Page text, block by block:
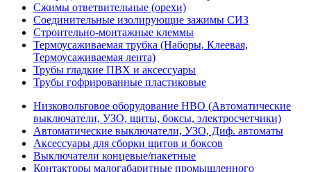
Сжимы ответвительные (орехи)
Соединительные изолирующие зажимы СИЗ
Строительно-монтажные клеммы
Термоусаживаемая трубка (Наборы, Клеевая,
Термоусаживаемая лента)
Трубы гладкие ПВХ и аксессуары
Трубы гофрированные пластиковые
Низковольтовое оборудование НВО (Автоматические
выключатели, УЗО, щиты, боксы, электросчетчики)
Автоматические выключатели, УЗО, Диф. автоматы
Аксессуары для сборки щитов и боксов
Выключатели концевые/пакетные
Контакторы малогабаритные промышленного